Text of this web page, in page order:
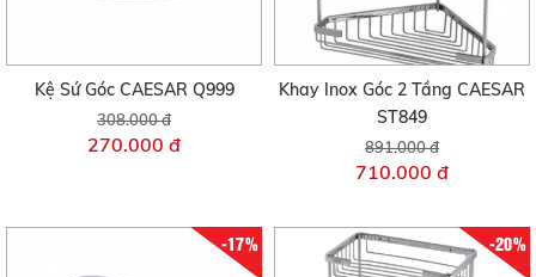
Kệ Sứ Góc CAESAR Q999
308.000 đ
270.000 đ
Khay Inox Góc 2 Tầng CAESAR
ST849
891.000 đ
710.000 đ
-17% -20%